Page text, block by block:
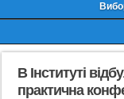
В Інституті
практична